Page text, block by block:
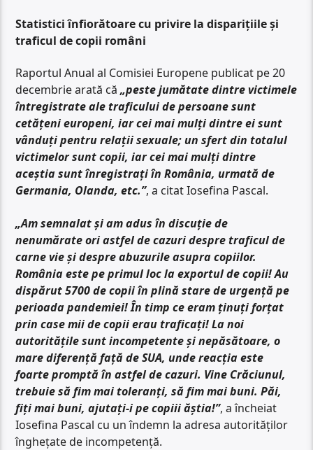
Statistici înfiorătoare cu privire la disparițiile și
traficul de copii români
Raportul Anual al Comisiei Europene publicat pe 20
decembrie arată că„peste jumătate dintre victimele
întregistrate ale traficului de persoane sunt
cetățeni europeni, iar cei mai mulți dintre ei sunt
vânduți pentru relații sexuale; un sfert din totalul
victimelor sunt copii, iar cei mai mulți dintre
aceștia sunt înregistrați în România, urmată de
Germania, Olanda, etc.”, a citat Iosefina Pascal.
„Am semnalat și am adus în discuție de
nenumărate ori astfel de cazuri despre traficul de
carne vie și despre abuzurile asupra copiilor.
România este pe primul loc la exportul de copii! Au
dispărut 5700 de copii în plină stare de urgență pe
perioada pandemiei! În timp ce eram ținuți forțat
prin case mii de copii erau traficați! La noi
autoritățile sunt incompetente și nepăsătoare, o
mare diferență față de SUA, unde reacția este
foarte promptă în astfel de cazuri. Vine Crăciunul,
trebuie să fim mai toleranți, să fim mai buni. Păi,
fiți mai buni, ajutați-i pe copiii ăștia!”, a încheiat
Iosefina Pascal cu un îndemn la adresa autorităților
înghețate de incompetență.